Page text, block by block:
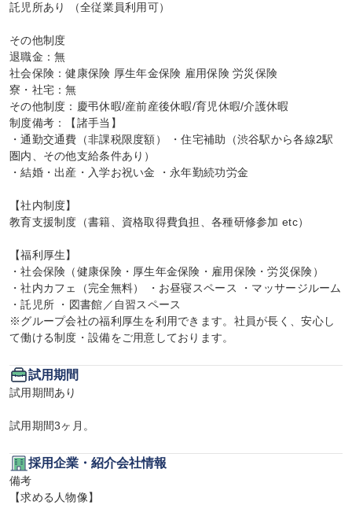
託児所あり （全従業員利用可）
その他制度
退職金：無
社会保険：健康保険 厚生年金保険 雇用保険 労災保険
寮・社宅：無
その他制度：慶弔休暇/産前産後休暇/育児休暇/介護休暇
制度備考：【諸手当】
・通勤交通費（非課税限度額） ・住宅補助（渋谷駅から各線2駅
圏内、その他支給条件あり）
・結婚・出産・入学お祝い金 ・永年勤続功労金
【社内制度】
教育支援制度（書籍、資格取得費負担、各種研修参加 etc）
【福利厚生】
・社会保険（健康保険・厚生年金保険・雇用保険・労災保険）
・社内カフェ（完全無料） ・お昼寝スペース ・マッサージルーム
・託児所 ・図書館／自習スペース
※グループ会社の福利厚生を利用できます。社員が長く、安心し
て働ける制度・設備をご用意しております。
試用期間
試用期間あり
試用期間3ヶ月。
採用企業・紹介会社情報
備考
【求める人物像】